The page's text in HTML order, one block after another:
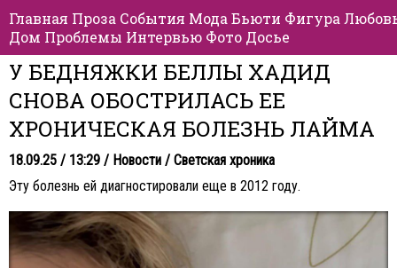
Главная Проза События Мода Бьюти Фигура
Дом Проблемы Интервью Фото Досье
У БЕДНЯЖКИ БЕЛЛЫ ХАДИД
СНОВА ОБОСТРИЛАСЬ ЕЕ
ХРОНИЧЕСКАЯ БОЛЕЗНЬ ЛАЙМА
18.09.25 / 13:29 / Новости / Светская хроника
Эту болезнь ей диагностировали еще в 2012 году.